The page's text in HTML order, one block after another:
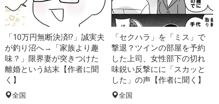
「10万円無断決済!?」誠実夫
が釣り沼へ→「家族より趣
味？」限界妻が突きつけた
離婚という結末【作者に聞
く】
全国
「セクハラ」を「ミス」で
撃退？ツインの部屋を予約
した上司、女性部下の切れ
味鋭い反撃にに「スカッと
した」の声【作者に聞く】
全国